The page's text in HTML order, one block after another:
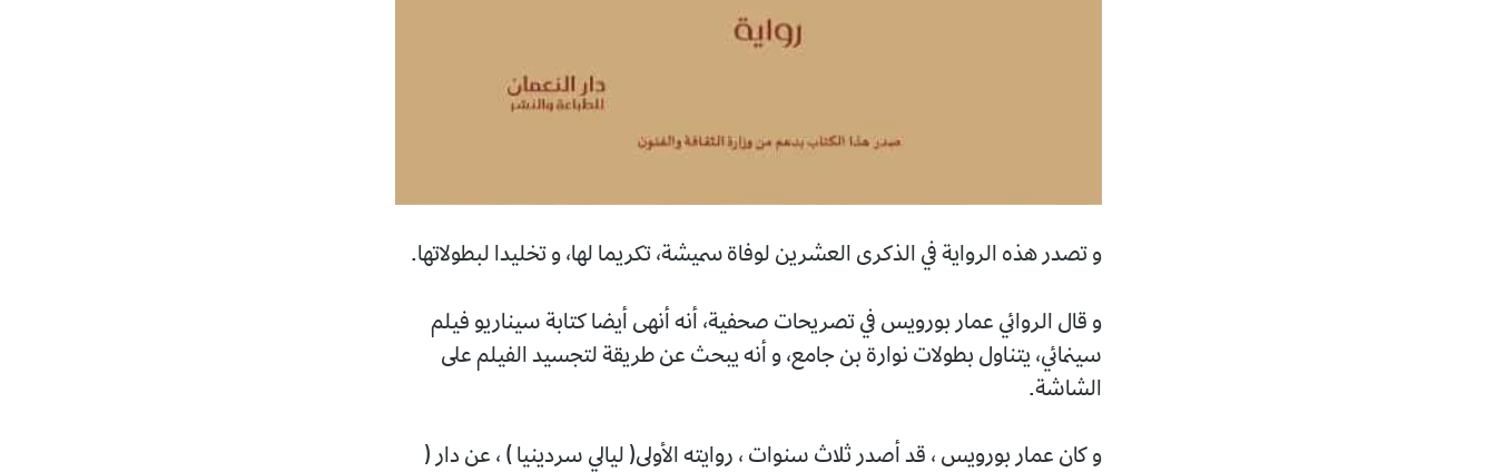
و تصدر هذه الرواية في الذكرى العشرين لوفاة سميشة، تكريما لها، و تخليدا لبطولاتها.
و قال الروائي عمار بورويس في تصريحات صحفية، أنه أنهى أيضا كتابة سيناريو فيلم
سينمائي، يتناول بطولات نوارة بن جامع، و أنه يبحث عن طريقة لتجسيد الفيلم على
الشاشة.
و كان عمار بورويس ، قد أصدر ثلاث سنوات ، روايته الأولى( ليالي سردينيا ) ، عن دار (